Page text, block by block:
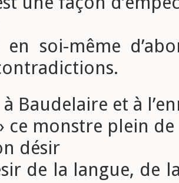
en soi-même
à Baudelaire et à
ce monstre plein
désir
de la langue, de